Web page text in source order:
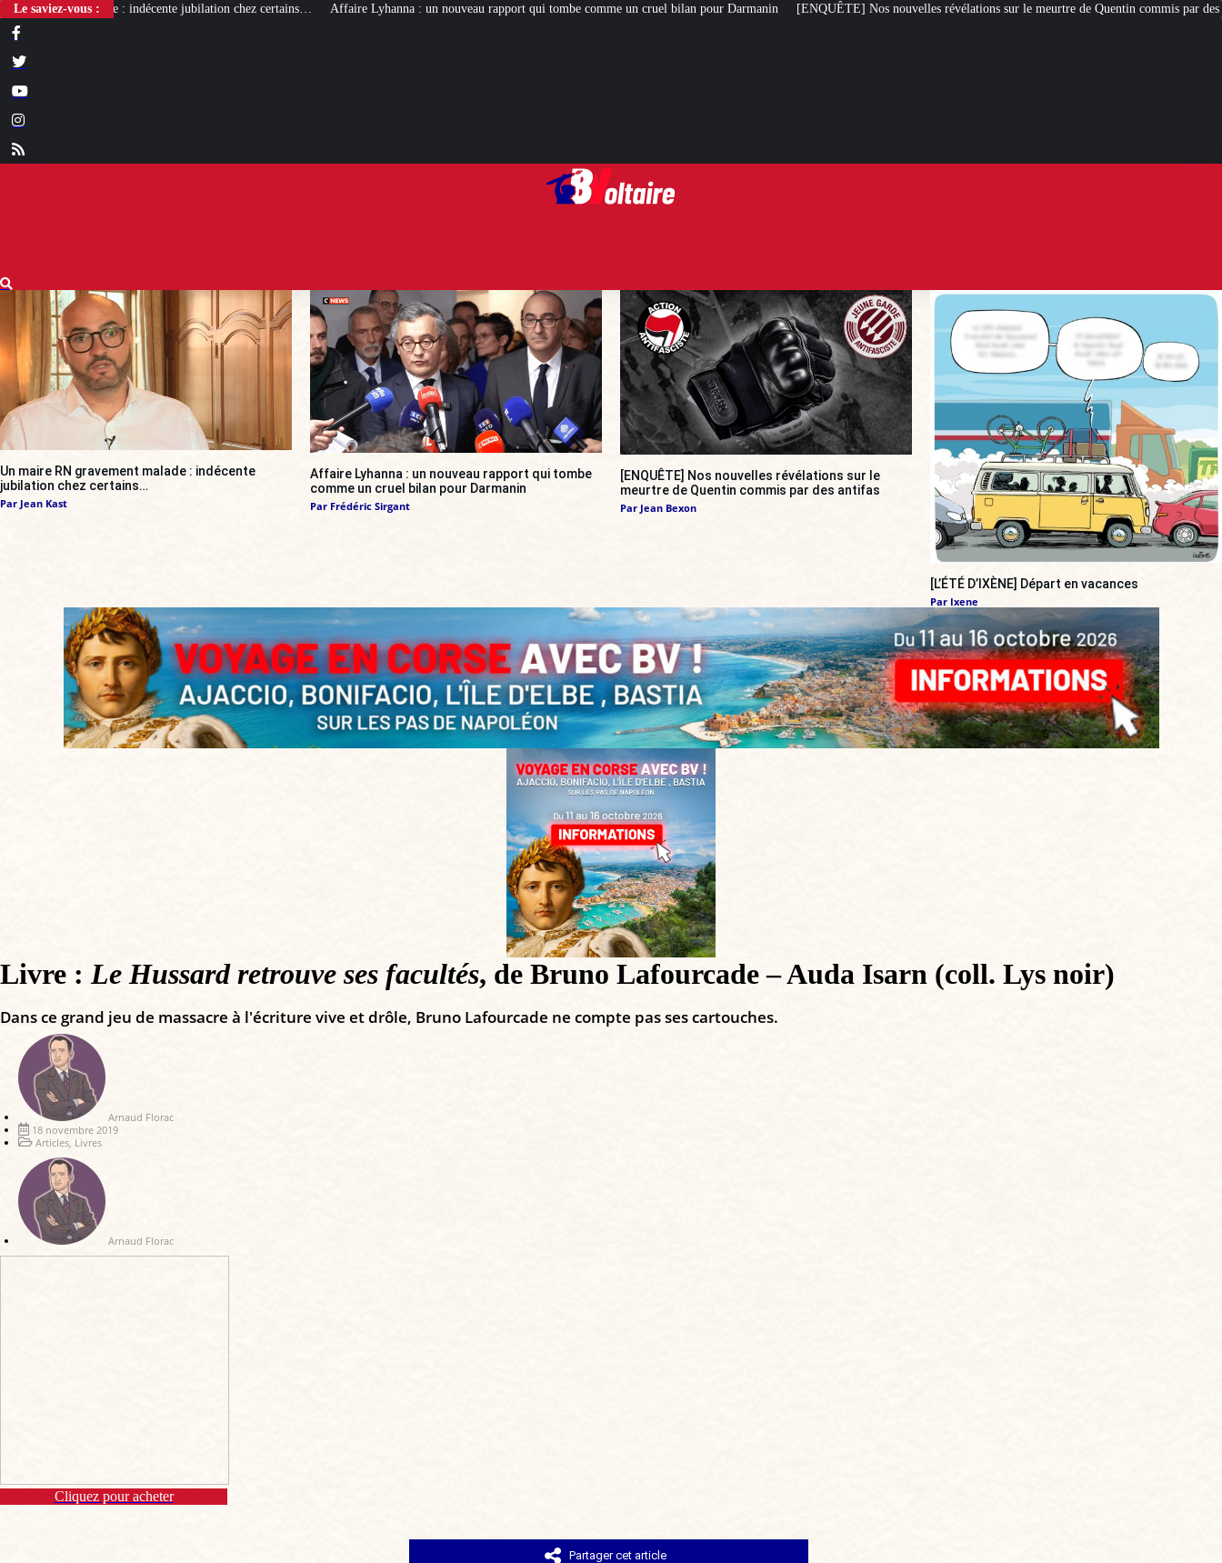
Le saviez-vous :
jubilation chez certains… Affaire Lyhanna : un nouveau rapport qui tombe comme un cruel bilan pour Darmanin [ENQUÊTE] Nos nouvelles révélations sur le meurtre de Quentin commis par des antifas [L’ÉTÉ
Un maire RN gravement malade : indécente
jubilation chez certains…
Par Jean Kast
Affaire Lyhanna : un nouveau rapport qui tombe
comme un cruel bilan pour Darmanin
Par Frédéric Sirgant
[ENQUÊTE] Nos nouvelles révélations sur le
meurtre de Quentin commis par des antifas
Par Jean Bexon
[L’ÉTÉ D’IXÈNE] Départ en vacances
Par Ixene
Livre : Le Hussard retrouve ses facultés, de Bruno Lafourcade – Auda Isarn (coll. Lys noir)
Dans ce grand jeu de massacre à l'écriture vive et drôle, Bruno Lafourcade ne compte pas ses cartouches.
Arnaud Florac
18 novembre 2019
Articles Livres
Arnaud Florac
Cliquez pour acheter
Partager cet article